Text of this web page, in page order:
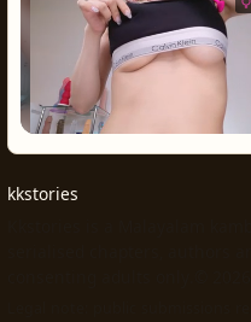
kkstories